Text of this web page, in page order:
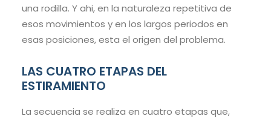
una rodilla. Y ahi, en la naturaleza repetitiva de
esos movimientos y en los largos periodos en
esas posiciones, esta el origen del problema.
LAS CUATRO ETAPAS DEL
ESTIRAMIENTO
La secuencia se realiza en cuatro etapas que,